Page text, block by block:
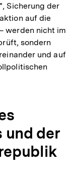
Sicherung der
auf die
werden nicht im
sondern
und auf
und der